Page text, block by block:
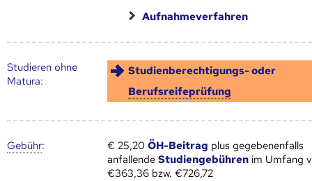
Aufnahmeverfahren
Studieren ohne
Matura:
Studienberechtigungs- oder
Berufsreifeprüfung
Gebühr: € 25,20ÖH-Beitrag plus gegebenenfalls
anfallendeStudiengebühren im Umfang
€363,36 bzw. €726,72